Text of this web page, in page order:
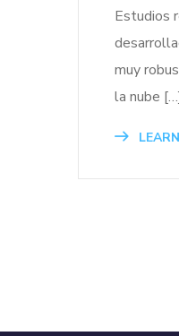
Estudios
muy
la nube